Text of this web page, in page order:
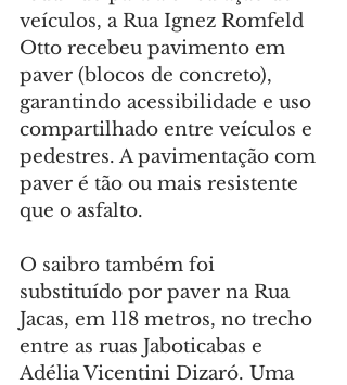
veículos, a Rua Ignez Romfeld
Otto recebeu pavimento em
paver (blocos de concreto),
garantindo acessibilidade e uso
compartilhado entre veículos e
pedestres. A pavimentação com
paver é tão ou mais resistente
que o asfalto.
O saibro também foi
substituído por paver na Rua
Jacas, em 118 metros, no trecho
entre as ruas Jaboticabas e
Adélia Vicentini Dizaró. Uma